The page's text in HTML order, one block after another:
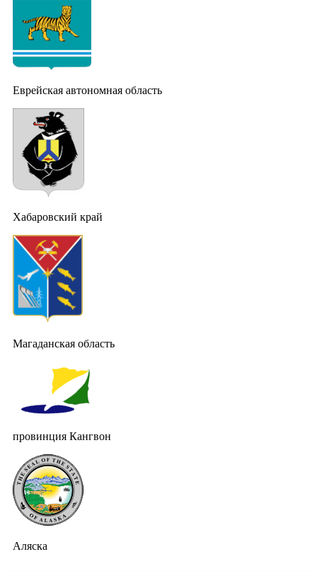
Еврейская автономная область
Хабаровский край
Магаданская область
провинция Кангвон
Аляска